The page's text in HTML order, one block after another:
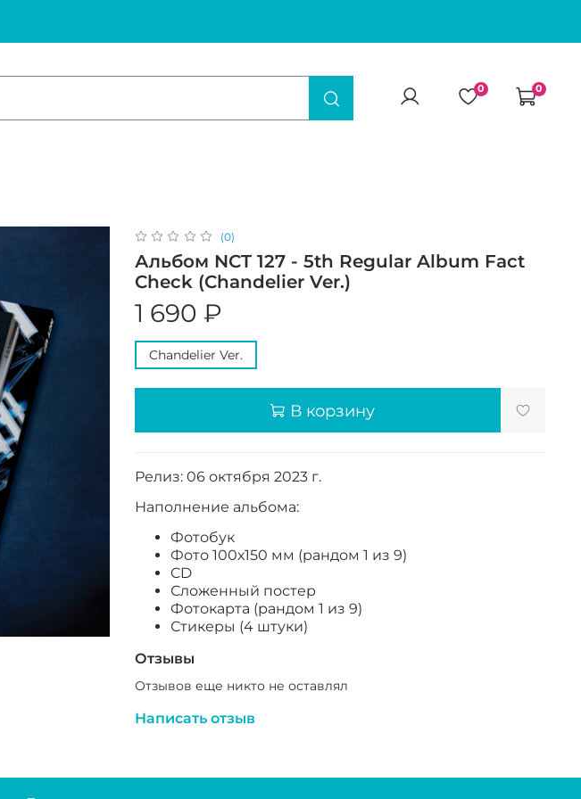
0 0
(0)
Альбом NCT 127 - 5th Regular Album Fact
Check (Chandelier Ver.)
1 690 ₽
Chandelier Ver.
В корзину
Релиз: 06 октября 2023 г.
Наполнение альбома:
Фотобук
Фото 100х150 мм (рандом 1 из 9)
CD
Сложенный постер
Фотокарта (рандом 1 из 9)
Стикеры (4 штуки)
Отзывы
Отзывов еще никто не оставлял
Написать отзыв